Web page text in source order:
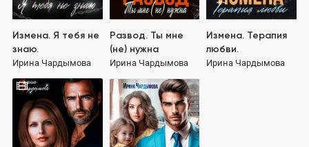
Измена. Я тебя не
знаю.
Ирина Чардымова
Развод. Ты мне
(не) нужна
Ирина Чардымова
Измена. Терапия
любви.
Ирина Чардымова